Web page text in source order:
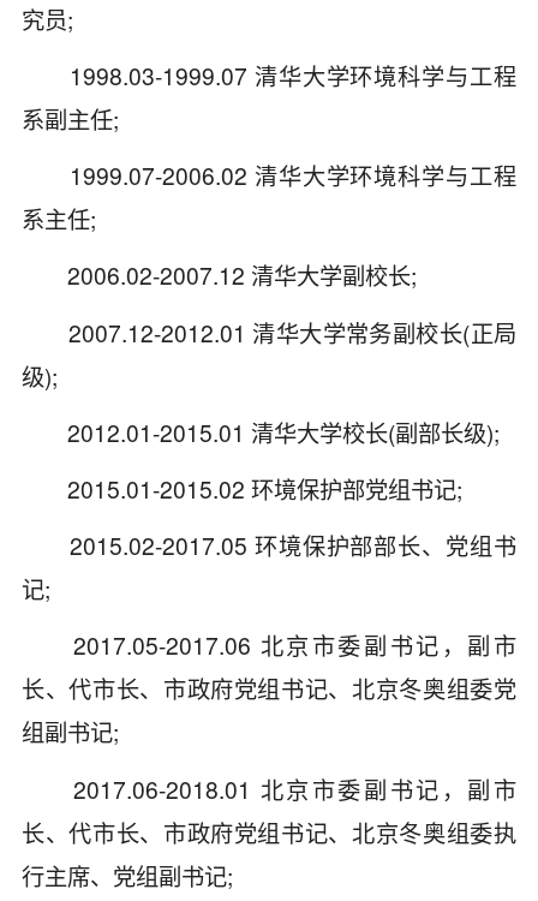
究员;
1998.03-1999.07 清华大学环境科学与工程
系副主任;
1999.07-2006.02 清华大学环境科学与工程
系主任;
2006.02-2007.12 清华大学副校长;
2007.12-2012.01 清华大学常务副校长(正局
级);
2012.01-2015.01 清华大学校长(副部长级);
2015.01-2015.02 环境保护部党组书记;
2015.02-2017.05 环境保护部部长、党组书
记;
2017.05-2017.06 北京市委副书记，副市
长、代市长、市政府党组书记、北京冬奥组委党
组副书记;
2017.06-2018.01 北京市委副书记，副市
长、代市长、市政府党组书记、北京冬奥组委执
行主席、党组副书记;